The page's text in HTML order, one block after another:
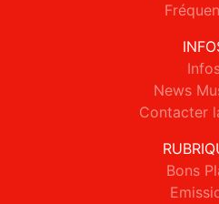
News
Contacter
Bons